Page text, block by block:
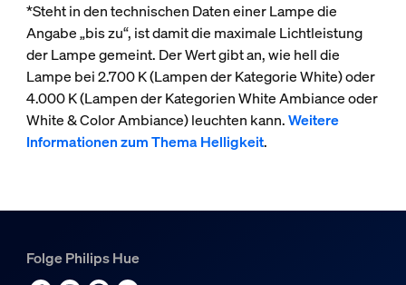
*Steht in den technischen Daten einer Lampe die
Angabe „bis zu“, ist damit die maximale Lichtleistung
der Lampe gemeint. Der Wert gibt an, wie hell die
Lampe bei 2.700 K (Lampen der Kategorie White) oder
4.000 K (Lampen der Kategorien White Ambiance oder
White & Color Ambiance) leuchten kann.Weitere
Informationen zum Thema Helligkeit.
Folge Philips Hue